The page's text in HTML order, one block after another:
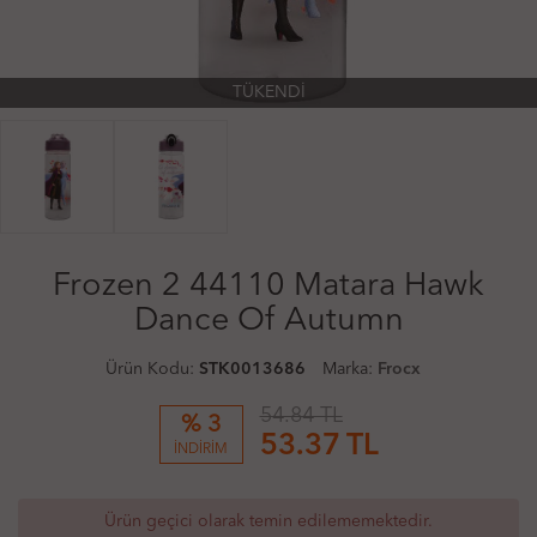
TÜKENDİ
Frozen 2 44110 Matara Hawk
Dance Of Autumn
Ürün Kodu: STK0013686 Marka: Frocx
% 3
İNDİRİM
54.84 TL
53.37 TL
Ürün geçici olarak temin edilememektedir.